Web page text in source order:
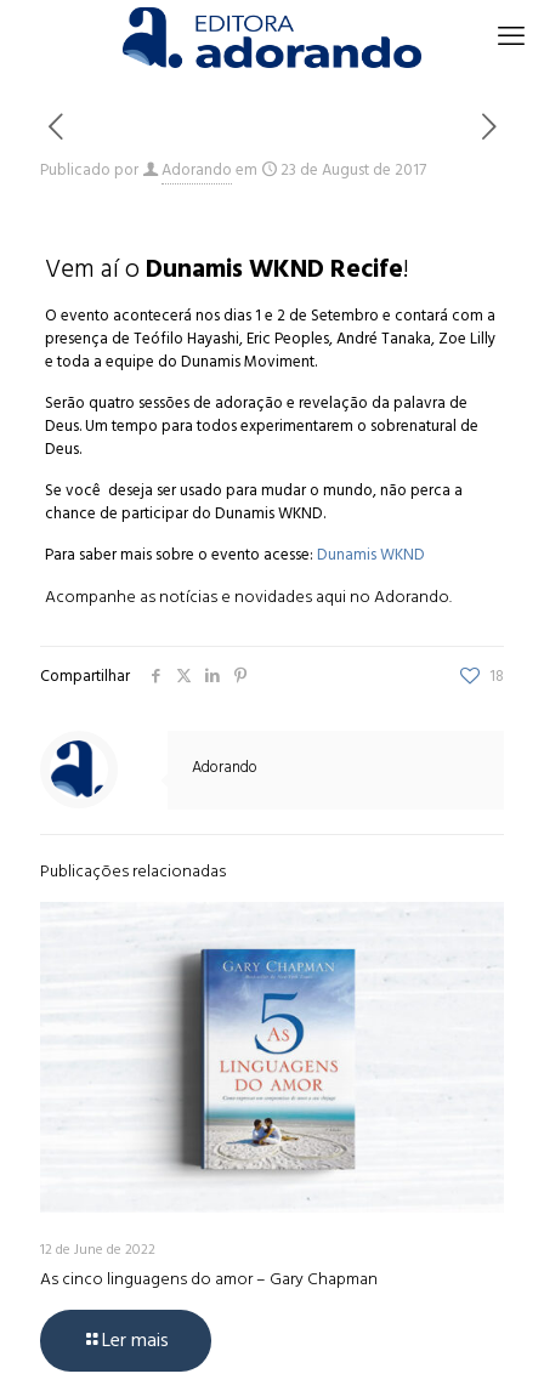
Publicado por Adorandoem 23 de August de 2017
Vem aí o Dunamis WKND Recife!
O evento acontecerá nos dias 1 e 2 de Setembro e contará com a
presença de Teófilo Hayashi, Eric Peoples, André Tanaka, Zoe Lilly
e toda a equipe do Dunamis Moviment.
Serão quatro sessões de adoração e revelação da palavra de
Deus. Um tempo para todos experimentarem o sobrenatural de
Deus.
Se você deseja ser usado para mudar o mundo, não perca a
chance de participar do Dunamis WKND.
Para saber mais sobre o evento acesse: Dunamis WKND
Acompanhe as notícias e novidades aqui noAdorando.
Compartilhar 18
Adorando
Publicações relacionadas
12 de June de 2022
As cinco linguagens do amor – Gary Chapman
Ler mais